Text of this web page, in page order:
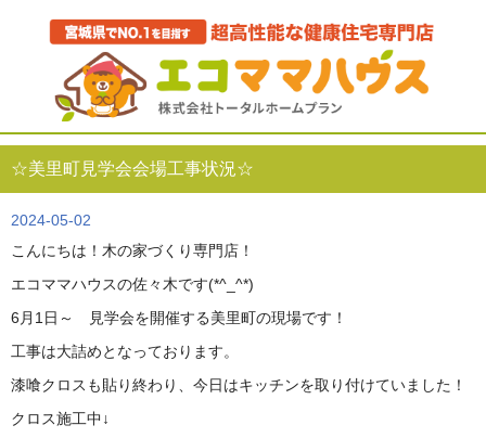
☆美里町見学会会場工事状況☆
2024-05-02
こんにちは！木の家づくり専門店！
エコママハウスの佐々木です(*^_^*)
6月1日～ 見学会を開催する美里町の現場です！
工事は大詰めとなっております。
漆喰クロスも貼り終わり、今日はキッチンを取り付けていました！
クロス施工中↓